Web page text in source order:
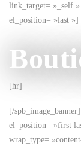
link_target= »_self
el_position= »last »]
[hr]
[/
el_position= »first
wrap_type=